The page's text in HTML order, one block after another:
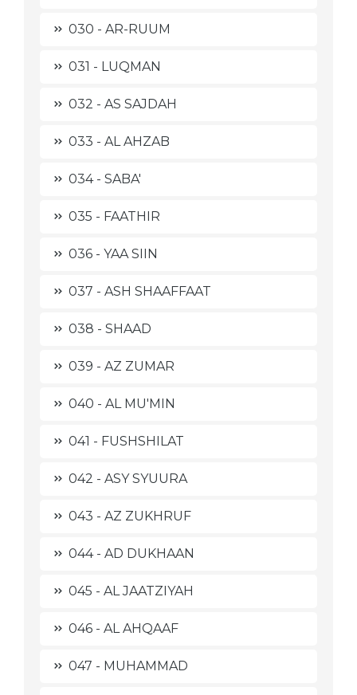
030 - AR-RUUM
031 - LUQMAN
032 - AS SAJDAH
033 - AL AHZAB
034 - SABA'
035 - FAATHIR
036 - YAA SIIN
037 - ASH SHAAFFAAT
038 - SHAAD
039 - AZ ZUMAR
040 - AL MU'MIN
041 - FUSHSHILAT
042 - ASY SYUURA
043 - AZ ZUKHRUF
044 - AD DUKHAAN
045 - AL JAATZIYAH
046 - AL AHQAAF
047 - MUHAMMAD